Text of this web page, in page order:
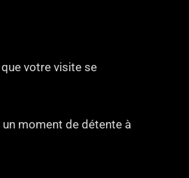
votre visite se
moment de détente à